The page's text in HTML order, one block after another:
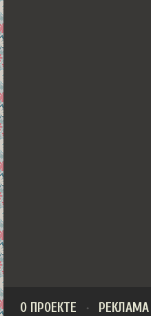
О ПРОЕКТЕ РЕКЛАМА